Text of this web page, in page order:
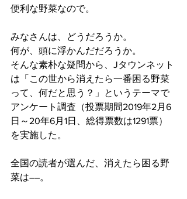
便利な野菜なので。
みなさんは、どうだろうか。
何が、頭に浮かんだだろうか。
そんな素朴な疑問から、Jタウンネット
は「この世から消えたら一番困る野菜
って、何だと思う？」というテーマで
アンケート調査（投票期間2019年2月6
日～20年6月1日、総得票数は1291票）
を実施した。
全国の読者が選んだ、消えたら困る野
菜は――。